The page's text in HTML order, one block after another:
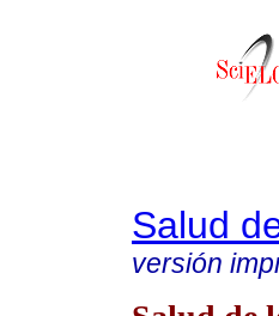
Salud
versión